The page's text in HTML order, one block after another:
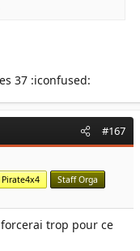
37 :iconfused:
#167
Staff Orga
trop pour ce